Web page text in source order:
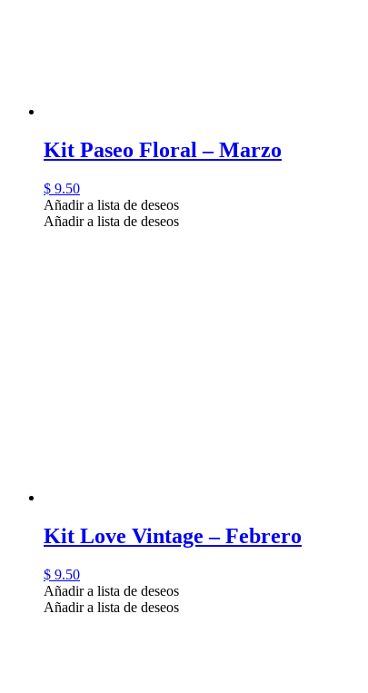
Kit Paseo Floral – Marzo
$ 9.50
Añadir a lista de deseos
Añadir a lista de deseos
Kit Love Vintage – Febrero
$ 9.50
Añadir a lista de deseos
Añadir a lista de deseos